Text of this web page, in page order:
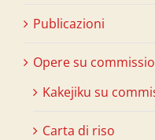
Publicazioni
Opere su
Kakejiku su
Carta di riso